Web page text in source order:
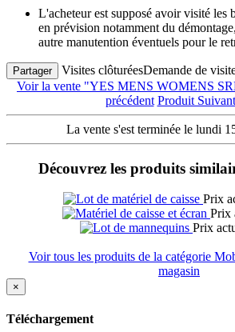
L'acheteur est supposé avoir visité les
en prévision notamment du
autre manutention éventuels pour le
Partager Visites clôturéesDemande de
Voir la vente "YES MENS WOMENS
précédent Produit Suivant
La vente s'est terminée le lundi
Découvrez les produits
Prix
Prix
Prix
Voir tous les produits de la catégorie
magasin
×
Téléchargement